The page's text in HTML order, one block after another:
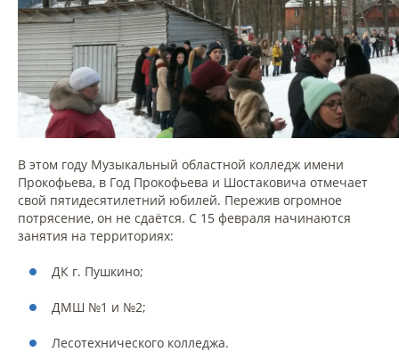
В этом году Музыкальный областной колледж имени
Прокофьева, в Год Прокофьева и Шостаковича отмечает
свой пятидесятилетний юбилей. Пережив огромное
потрясение, он не сдаётся. С 15 февраля начинаются
занятия на территориях:
ДК г. Пушкино;
ДМШ №1 и №2;
Лесотехнического колледжа.